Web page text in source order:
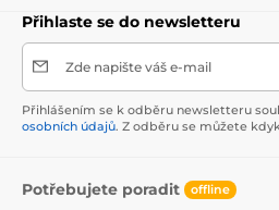
Přihlaste se do newsletteru
Zde napište váš e-mail
Přihlášením se k odběru newsletteru
osobních údajů. Z odběru se můžete
Potřebujete poradit offline